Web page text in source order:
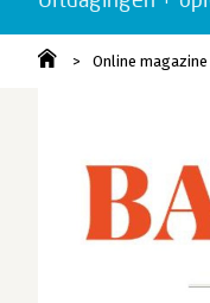
Online magazine